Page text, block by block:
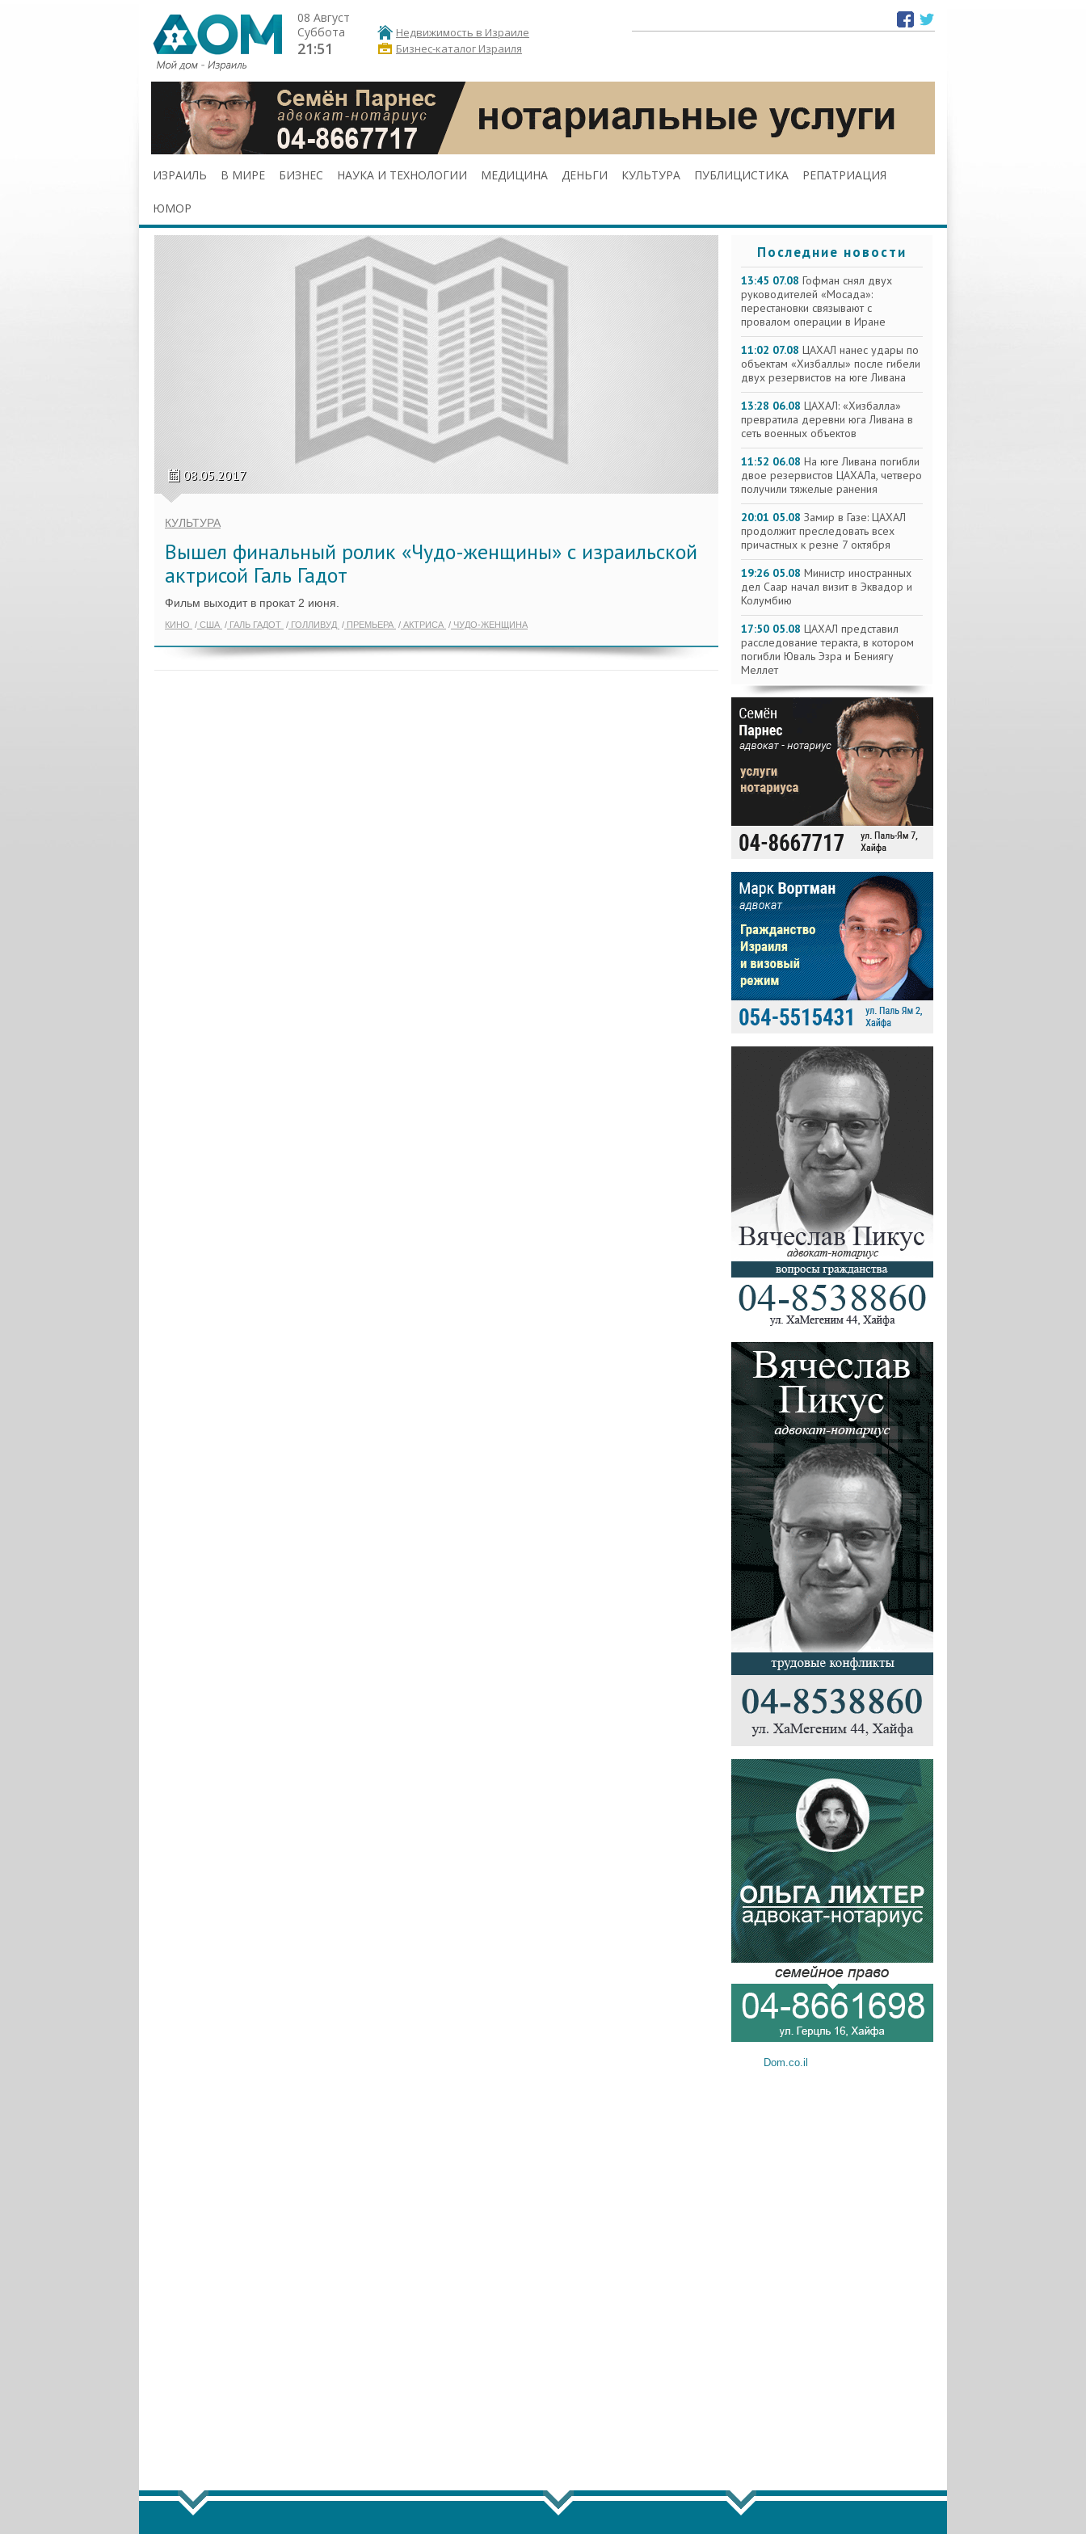
08 Август
Суббота
21:51
Недвижимость в Израиле
Бизнес-каталог Израиля
ИЗРАИЛЬ В МИРЕ БИЗНЕС НАУКА И ТЕХНОЛОГИИ МЕДИЦИНА ДЕНЬГИ КУЛЬТУРА ПУБЛИЦИСТИКА РЕПАТРИАЦИЯ
ЮМОР
08.05.2017
КУЛЬТУРА
Вышел финальный ролик «Чудо-женщины» с израильской
актрисой Галь Гадот
Фильм выходит в прокат 2 июня.
КИНО США ГАЛЬ ГАДОТ ГОЛЛИВУД ПРЕМЬЕРА АКТРИСА ЧУДО-ЖЕНЩИНА
Последние новости
13:45 07.08 Гофман снял двух
руководителей «Мосада»:
перестановки связывают с
провалом операции в Иране
11:02 07.08 ЦАХАЛ нанес удары по
объектам «Хизбаллы» после гибели
двух резервистов на юге Ливана
13:28 06.08 ЦАХАЛ: «Хизбалла»
превратила деревни юга Ливана в
сеть военных объектов
11:52 06.08 На юге Ливана погибли
двое резервистов ЦАХАЛа, четверо
получили тяжелые ранения
20:01 05.08 Замир в Газе: ЦАХАЛ
продолжит преследовать всех
причастных к резне 7 октября
19:26 05.08 Министр иностранных
дел Саар начал визит в Эквадор и
Колумбию
17:50 05.08 ЦАХАЛ представил
расследование теракта, в котором
погибли Юваль Эзра и Бениягу
Меллет
Dom.co.il